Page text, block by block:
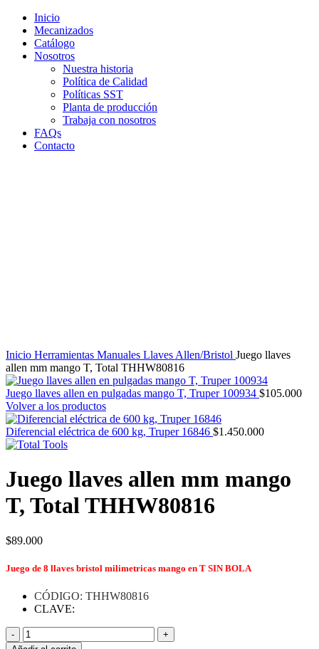
Inicio
Mecanizados
Catálogo
Nosotros
Nuestra historia
Política de Calidad
Políticas SST
Planta de producción
Trabaja con nosotros
FAQs
Contacto
Inicio Herramientas Manuales Llaves Allen/Bristol Juego llaves
allen mm mango T, Total THHW80816
Juego llaves allen en pulgadas mango T, Truper 100934 $105.000
Volver a los productos
Diferencial eléctrica de 600 kg, Truper 16846 $1.450.000
Juego llaves allen mm mango
T, Total THHW80816
$89.000
Juego de 8 llaves bristol milimetricas mango en T SIN BOLA
CÓDIGO: THHW80816
CLAVE:
Juego
llaves